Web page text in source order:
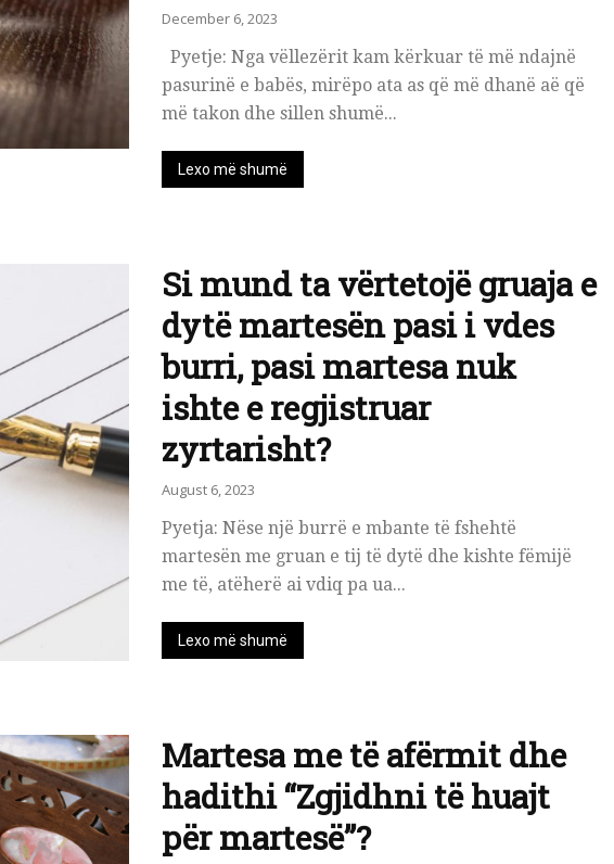
December 6, 2023
Pyetje: Nga vëllezërit kam kërkuar të më ndajnë
pasurinë e babës, mirëpo ata as që më dhanë aë që
më takon dhe sillen shumë...
Lexo më shumë
Si mund ta vërtetojë gruaja e
dytë martesën pasi i vdes
burri, pasi martesa nuk
ishte e regjistruar
zyrtarisht?
August 6, 2023
Pyetja: Nëse një burrë e mbante të fshehtë
martesën me gruan e tij të dytë dhe kishte fëmijë
me të, atëherë ai vdiq pa ua...
Lexo më shumë
Martesa me të afërmit dhe
hadithi “Zgjidhni të huajt
për martesë”?